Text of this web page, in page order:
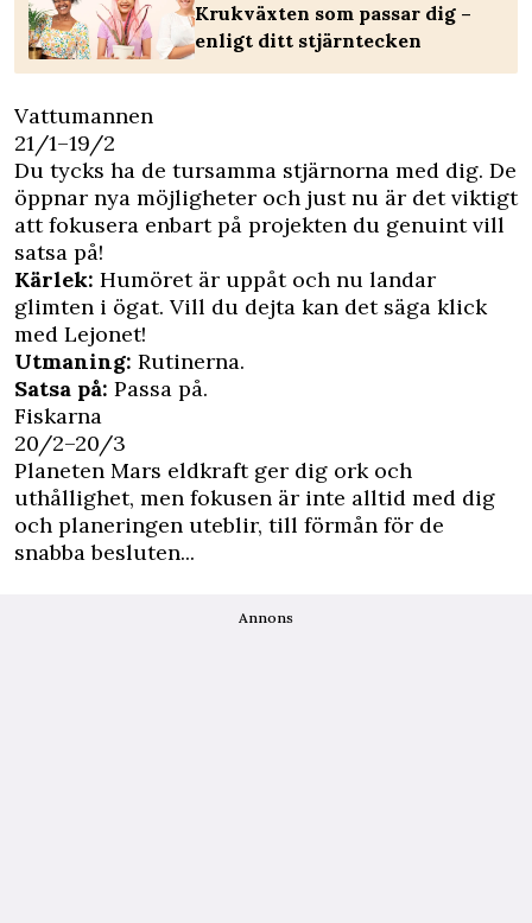
Krukväxten som passar dig –
enligt ditt stjärntecken
Vattumannen
21/1–19/2
Du tycks ha de tursamma stjärnorna med dig. De
öppnar nya möjligheter och just nu är det viktigt
att fokusera enbart på projekten du genuint vill
satsa på!
Kärlek: Humöret är uppåt och nu landar
glimten i ögat. Vill du dejta kan det säga klick
med Lejonet!
Utmaning: Rutinerna.
Satsa på: Passa på.
Fiskarna
20/2–20/3
Planeten Mars eldkraft ger dig ork och
uthållighet, men fokusen är inte alltid med dig
och planeringen uteblir, till förmån för de
snabba besluten...
Annons